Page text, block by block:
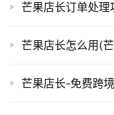
芒果店长订单处理
芒果店长怎么用(
芒果店长-免费跨